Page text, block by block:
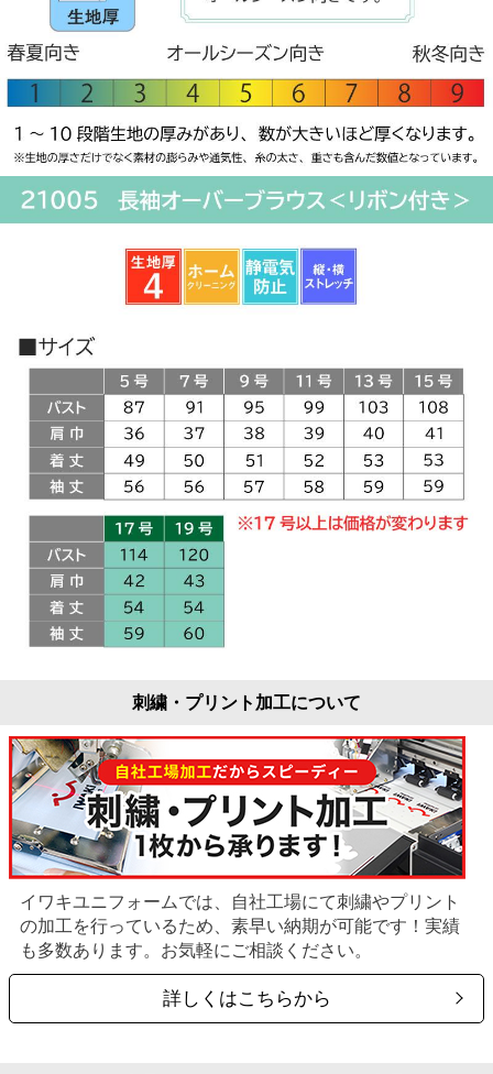
刺繍・プリント加工について
イワキユニフォームでは、自社工場にて刺繍やプリント
の加工を行っているため、素早い納期が可能です！実績
も多数あります。お気軽にご相談ください。
詳しくはこちらから